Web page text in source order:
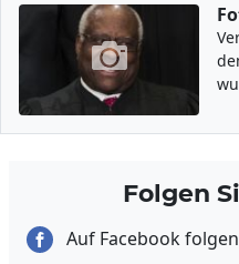
Folgen
Auf Facebook folgen